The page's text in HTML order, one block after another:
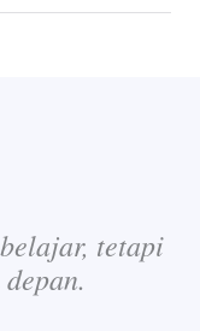
tetapi